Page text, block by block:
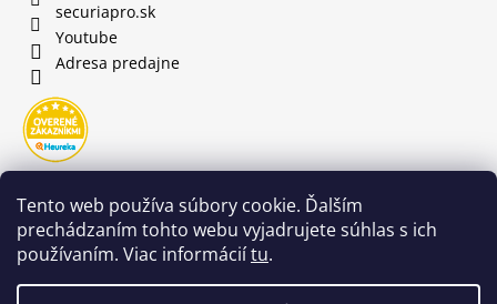
Tento web používa súbory cookie. Ďalším
prechádzaním tohto webu vyjadrujete súhlas s ich
používaním. Viac informáciítu.
securiapro.sk
Youtube
Adresa predajne